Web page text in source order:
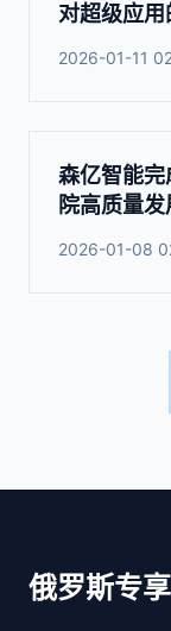
对超级应用
2026-01-11
森亿智能完
院高质量
2026-01-08
俄罗斯专